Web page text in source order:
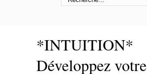
*INTUITION*
Développez votre